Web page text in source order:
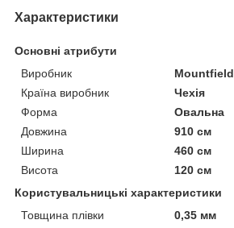
Характеристики
Основні атрибути
Виробник
Mountfield
Країна виробник
Чехія
Форма
Овальна
Довжина
910 см
Ширина
460 см
Висота
120 см
Користувальницькі характеристики
Товщина плівки
0,35 мм